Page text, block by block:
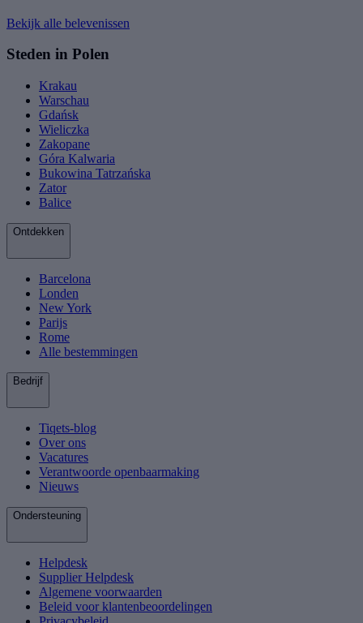
Bekijk alle belevenissen
Steden in Polen
Krakau
Warschau
Gdańsk
Wieliczka
Zakopane
Góra Kalwaria
Bukowina Tatrzańska
Zator
Balice
Ontdekken
Barcelona
Londen
New York
Parijs
Rome
Alle bestemmingen
Bedrijf
Tiqets-blog
Over ons
Vacatures
Verantwoorde openbaarmaking
Nieuws
Ondersteuning
Helpdesk
Supplier Helpdesk
Algemene voorwaarden
Beleid voor klantenbeoordelingen